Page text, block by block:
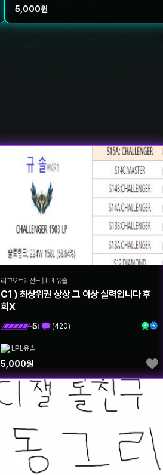
5,000원
리그오브레전드| LPL유솔
C1 ) 최상위권 상상 그 이상 실력입니다 후
회X
5| (420)
LPL유솔
5,000원